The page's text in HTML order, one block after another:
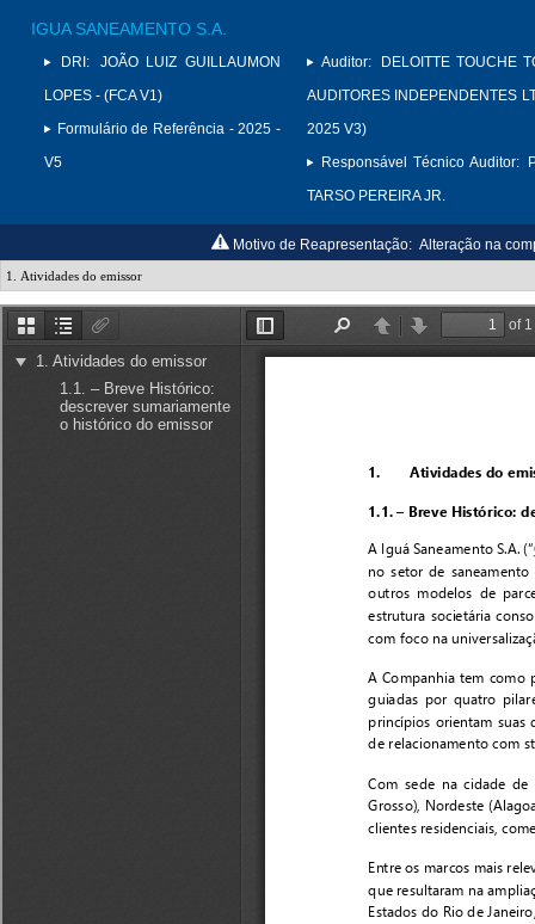
IGUA SANEAMENTO S.A.
DRI:
JOÃO LUIZ GUILLAUMON
LOPES - (FCA V1)
Formulário de Referência - 2025 -
V5
Auditor:
DELOITTE TOUCHE
AUDITORES INDEPENDENTES
2025 V3)
Responsável Técnico Auditor:
TARSO PEREIRA JR.
Motivo de Reapresentação: Alteração na